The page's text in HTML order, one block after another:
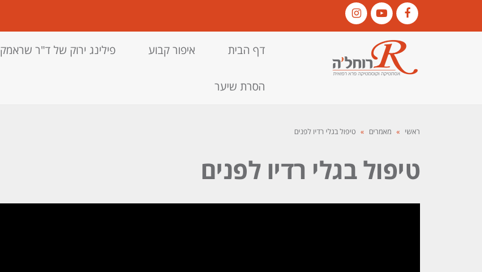
Facebook
YouTube
Instagram
דף הבית איפור קבוע פילינג ירוק של ד"ר שראמק
הסרת שיער
ראשי » מאמרים » טיפול בגלי רדיו לפנים
טיפול בגלי רדיו לפנים